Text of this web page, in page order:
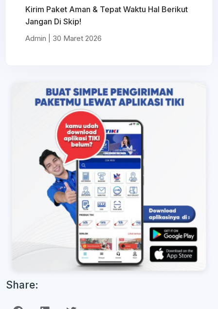
Kirim Paket Aman & Tepat Waktu Hal Berikut
Jangan Di Skip!
Admin | 30 Maret 2026
Share: